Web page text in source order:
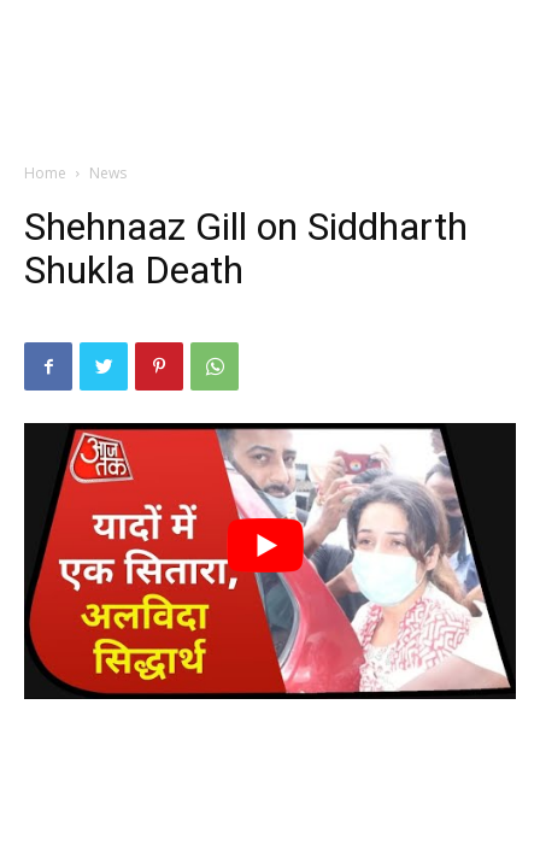
Home News
Shehnaaz Gill on Siddharth
Shukla Death